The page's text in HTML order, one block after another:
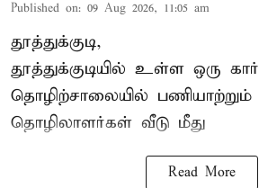
Published on: 09 Aug 2026, 11:05 am
தூத்துக்குடி,
தூத்துக்குடியில் உள்ள ஒரு கார்
தொழிற்சாலையில் பணியாற்றும்
தொழிலாளர்கள் வீடு மீது
Read More